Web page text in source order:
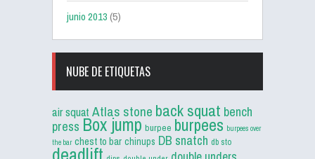
junio 2013(5)
NUBE DE ETIQUETAS
air squat Atlas stone back squat bench
press Box jump burpee burpees burpees over
the bar chest to bar chinups DB snatch db sto